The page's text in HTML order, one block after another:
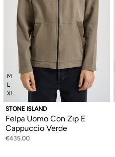
M
L
XL
STONE ISLAND
Felpa Uomo Con Zip E
Cappuccio Verde
€435,00